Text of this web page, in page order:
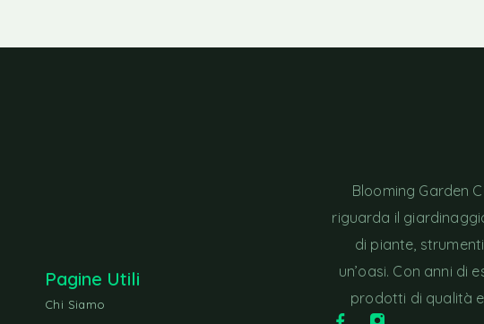
Pagine Utili
Chi Siamo
Blooming Garden
riguarda il
di piante,
un’oasi. Con anni di
prodotti di qualità